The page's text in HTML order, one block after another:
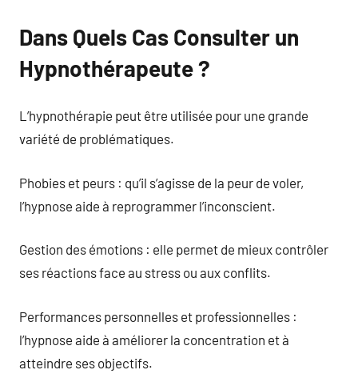
Dans Quels Cas Consulter un
Hypnothérapeute ?
L’hypnothérapie peut être utilisée pour une grande
variété de problématiques.
Phobies et peurs : qu’il s’agisse de la peur de voler,
l’hypnose aide à reprogrammer l’inconscient.
Gestion des émotions : elle permet de mieux contrôler
ses réactions face au stress ou aux conflits.
Performances personnelles et professionnelles :
l’hypnose aide à améliorer la concentration et à
atteindre ses objectifs.